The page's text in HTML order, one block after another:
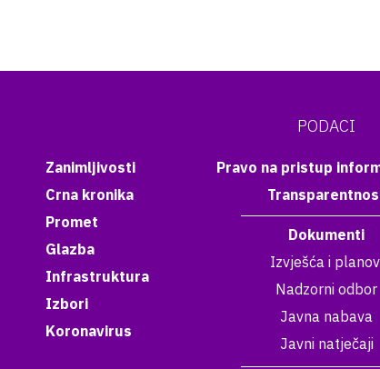
Zanimljivosti
Crna kronika
Promet
Glazba
Infrastruktura
Izbori
Koronavirus
PODACI
Pravo na pristup
Dokumenti
Izvješća i
Nadzorni odbor
Javna nabava
Javni natječaji